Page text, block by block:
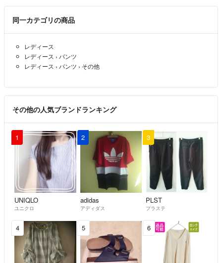
同一カテゴリの商品
レディース
レディース › パンツ
レディース › パンツ › その他
その他の人気ブランドランキング
1
UNIQLO
ユニクロ
2
adidas
アディダス
3
PLST
プラステ
4 5 6